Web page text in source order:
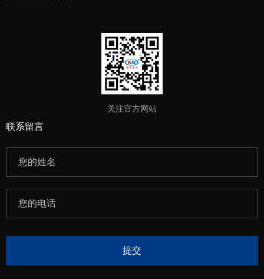
关注官方网站
联系留言